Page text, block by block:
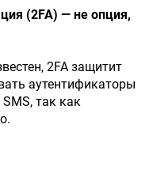
(2FA) — не опция,
2FA защитит
аутентификаторы
так как